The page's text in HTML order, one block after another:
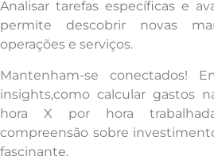
Analisar tarefas específicas e
permite descobrir novas
operações e serviços.
Mantenham-se conectados!
insights,como calcular gastos
hora X por hora
compreensão sobre
fascinante.